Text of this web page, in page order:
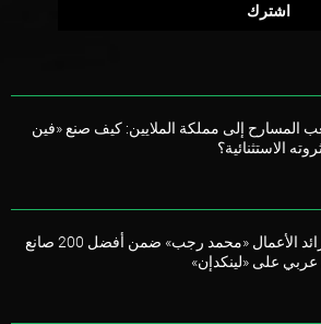
المسارح إلى مملكة الملايين: كيف صنع «فين
الاستثنائية؟
اختيار رائد الأعمال «محمد رجب» ضمن أفضل 200 صانع
على «لينكدإن»